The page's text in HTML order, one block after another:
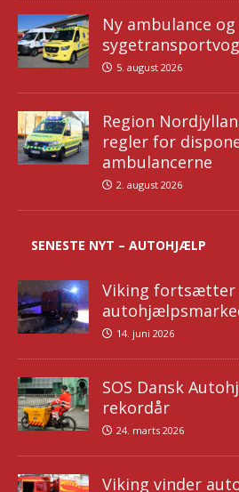
Ny ambulance og
5. august 2026
Region
regler for
ambulancerne
2. august 2026
SENESTE NYT – AUTOHJÆLP
Viking fortsætter
14. juni 2026
SOS Dansk
rekordår
24. marts 2026
Viking vinder